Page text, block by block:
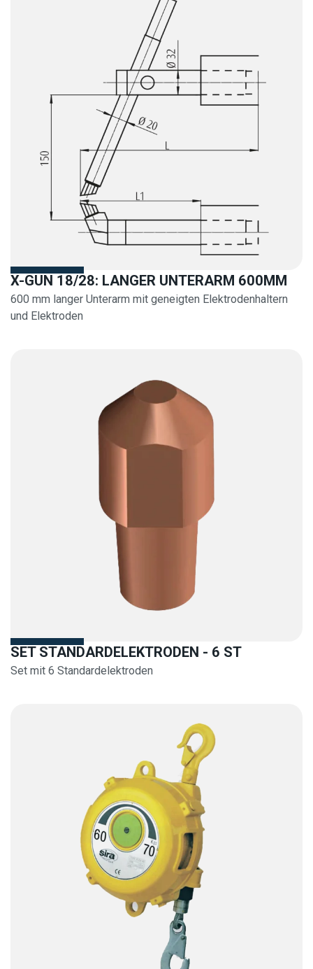
X-GUN 18/28: LANGER UNTERARM 600MM
600 mm langer Unterarm mit geneigten Elektrodenhaltern
und Elektroden
SET STANDARDELEKTRODEN - 6 ST
Set mit 6 Standardelektroden